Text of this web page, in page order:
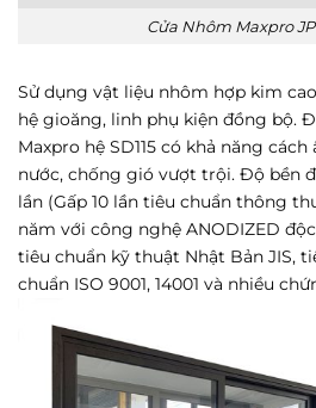
Cửa Nhôm Maxpro JP
Sử dụng vật liệu nhôm hợp kim
hệ gioăng, linh phụ kiện đồng bộ.
Maxpro hệ SD115 có khả năng
nước, chống gió vượt trội. Độ bền
lần (Gấp 10 lần tiêu chuẩn thông
năm với công nghệ ANODIZED
tiêu chuẩn kỹ thuật Nhật Bản JIS,
chuẩn ISO 9001, 14001 và nhiều